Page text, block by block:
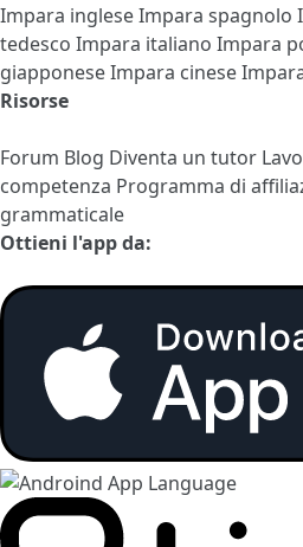
Impara ingleseImpara spagnolo
tedesco Impara italiano Impara
giapponeseImpara cinese
Risorse
Forum Blog Diventa un tutor
competenza Programma di
grammaticale
Ottieni l'app da: